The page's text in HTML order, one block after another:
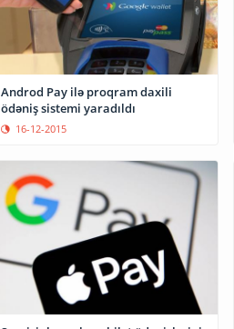
Androd Pay ilə proqram daxili
ödəniş sistemi yaradıldı
16-12-2015